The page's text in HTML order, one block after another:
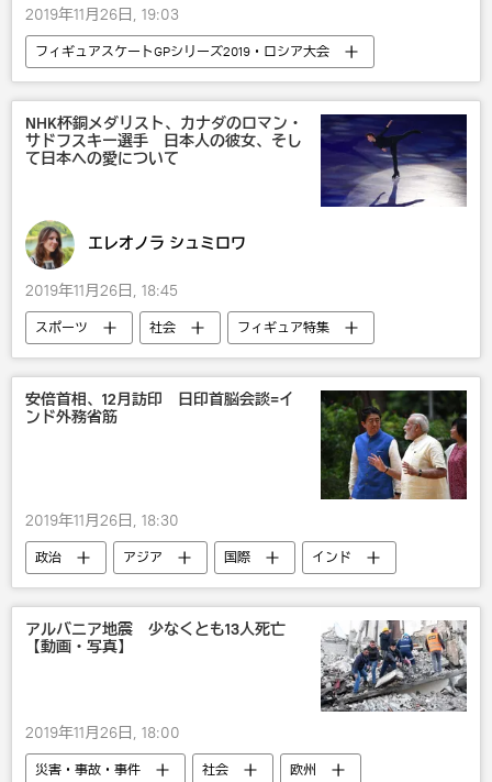
2019年11月26日, 19:03
フィギュアスケートGPシリーズ2019・ロシア大会
フィギュア特集
スポーツ
社会
エンタメ
ロシア
国際
エフゲニア・メドベージェワ
びっくり
NHK杯銅メダリスト、カナダのロマン・
サドフスキー選手 日本人の彼女、そし
て日本への愛について
エレオノラ シュミロワ
2019年11月26日, 18:45
スポーツ 社会
フィギュア特集
フィギュアスケート
フィギュアの独占インタビュー
安倍首相、12月訪印 日印首脳会談=イ
ンド外務省筋
2019年11月26日, 18:30
政治 アジア 国際
インド
国内
アルバニア地震 少なくとも13人死亡
【動画・写真】
2019年11月26日, 18:00
災害・事故・事件 社会
欧州